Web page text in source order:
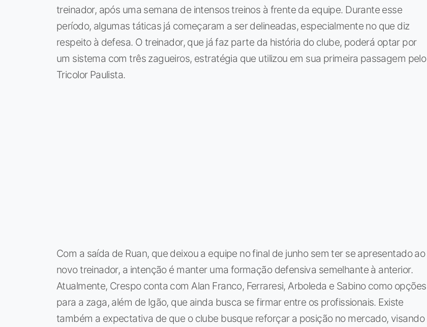
treinador, após uma semana de intensos treinos à frente da equipe. Durante esse
período, algumas táticas já começaram a ser delineadas, especialmente no que diz
respeito à defesa. O treinador, que já faz parte da história do clube, poderá optar por
um sistema com três zagueiros, estratégia que utilizou em sua primeira passagem pelo
Tricolor Paulista.
Com a saída de Ruan, que deixou a equipe no final de junho sem ter se apresentado ao
novo treinador, a intenção é manter uma formação defensiva semelhante à anterior.
Atualmente, Crespo conta com Alan Franco, Ferraresi, Arboleda e Sabino como opções
para a zaga, além de Igão, que ainda busca se firmar entre os profissionais. Existe
também a expectativa de que o clube busque reforçar a posição no mercado, visando